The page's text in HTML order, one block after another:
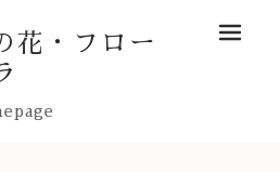
花・フロー
メニュ